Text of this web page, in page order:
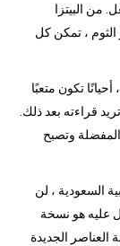
من البيتزا
الثوم ، تمكن كل
أحيانًا تكون متعبًا
قراءته بعد ذلك.
وتصبح
السعودية ، لن
عليه هو نسخة
الجديدة